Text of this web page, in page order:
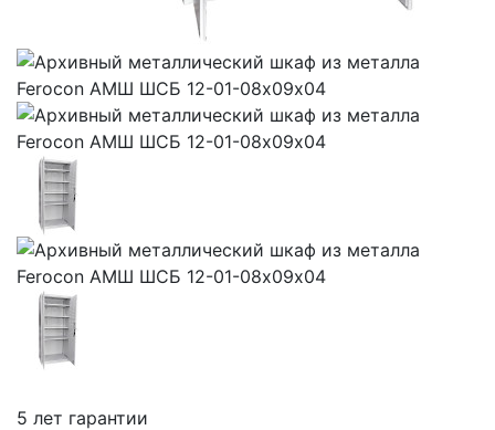
5 лет гарантии